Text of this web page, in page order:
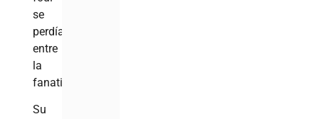
se
perdía
entre
la
fanaticada.
Su